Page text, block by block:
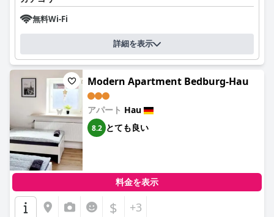
無料Wi-Fi
詳細を表示
Modern Apartment Bedburg-Hau
アパート Hau
8.2 とても良い
料金を表示
$ +3